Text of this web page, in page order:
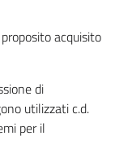
acquisito
di
utilizzati c.d.
per il